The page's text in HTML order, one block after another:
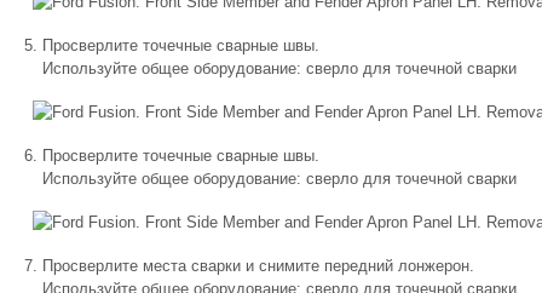
Просверлите точечные сварные швы.
Используйте общее оборудование: сверло для точечной сварки
Просверлите точечные сварные швы.
Используйте общее оборудование: сверло для точечной сварки
Просверлите места сварки и снимите передний лонжерон.
Используйте общее оборудование: сверло для точечной сварки